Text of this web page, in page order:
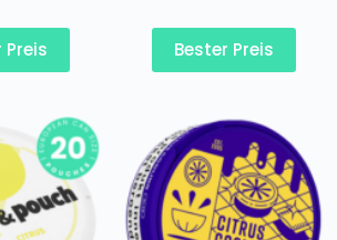
Preis Bester Preis